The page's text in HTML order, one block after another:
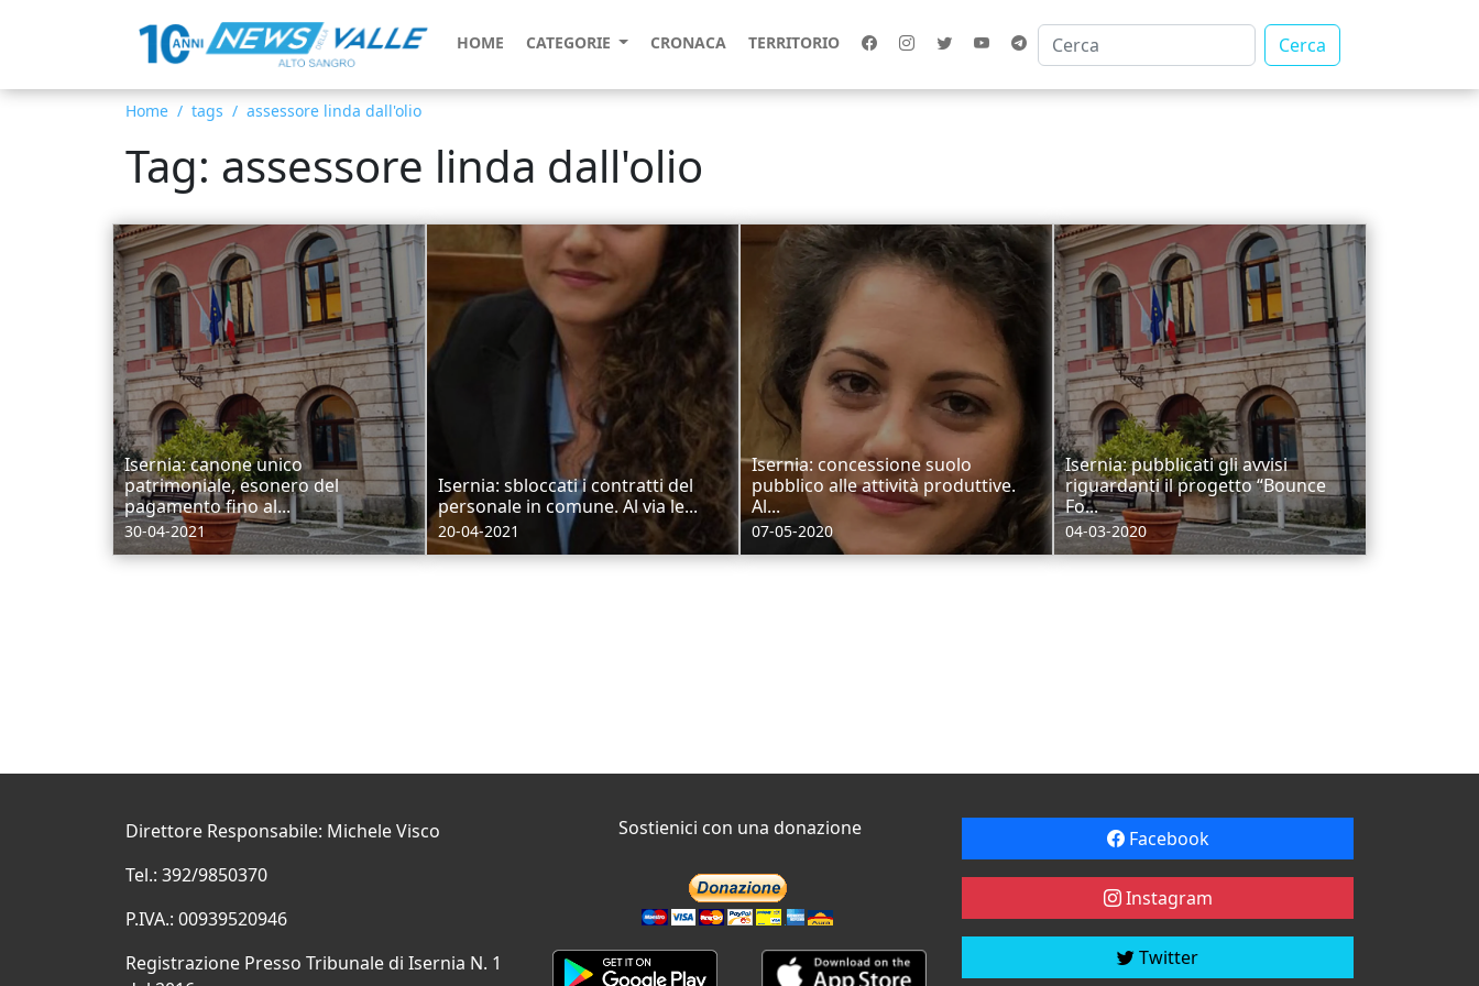
HOME CATEGORIE CRONACA TERRITORIO Cerca
Home tags assessore linda dall'olio
Tag: assessore linda dall'olio
Isernia: canone unico
patrimoniale, esonero del
pagamento fino al...
30-04-2021
Isernia: sbloccati i contratti del
personale in comune. Al via le...
20-04-2021
Isernia: concessione suolo
pubblico alle attività produttive.
Al...
07-05-2020
Isernia: pubblicati gli avvisi
riguardanti il progetto “Bounce
Fo...
04-03-2020
Direttore Responsabile: Michele Visco
Tel.: 392/9850370
P.IVA.: 00939520946
Registrazione Presso Tribunale di Isernia N. 1
Sostienici con una donazione Facebook
Instagram
Twitter